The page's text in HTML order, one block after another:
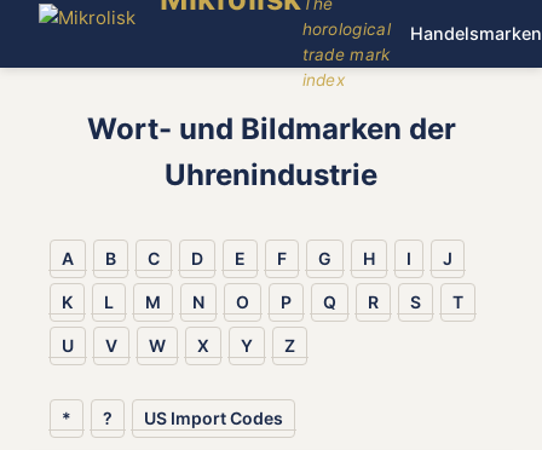
horological
trade mark
index
Handelsmarken
Wort- und Bildmarken der
Uhrenindustrie
A B C D E F G H I J
K L M N O P Q R S T
U V W X Y Z
* ? US Import Codes